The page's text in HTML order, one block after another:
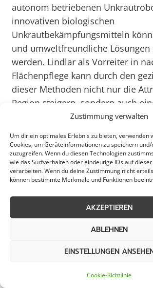
Zustimmung verwalten
Um dir ein optimales Erlebnis zu bieten, verwenden
Cookies, um Geräteinformationen zu speichern
zuzugreifen. Wenn du diesen Technologien
wie das Surfverhalten oder eindeutige IDs auf dieser
verarbeiten. Wenn du deine Zustimmung nicht
können bestimmte Merkmale und Funktionen
AKZEPTIEREN
ABLEHNEN
EINSTELLUNGEN
Cookie-Richtlinie
autonom betriebenen
innovativen biologischen
Unkrautbekämpfungsmitteln
und umweltfreundliche
werden. Lindlar als Vorreiter in
Flächenpflege kann durch den
dieser Methoden nicht nur die
Region steigern, sondern auch
Beitrag zum Umweltschutz leisten.
Natürliche
für Bewohner von
Die professionelle
Flächen in Lindlar ist von
Bedeutung, um ein gepflegtes
Maßnahmen zur